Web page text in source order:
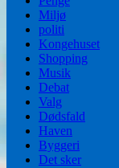
Miljø
politi
Kongehuset
Shopping
Musik
Debat
Valg
Dødsfald
Haven
Byggeri
Det sker